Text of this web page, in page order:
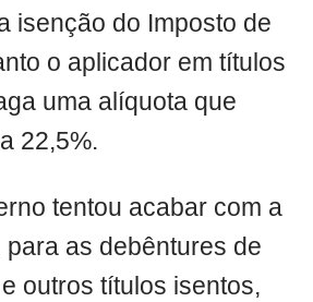
isenção do Imposto de
o aplicador em títulos
uma alíquota que
22,5%.
tentou acabar com a
para as debêntures de
outros títulos isentos,